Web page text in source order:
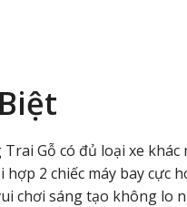
Trai Gỗ có đủ loại xe
2 chiếc máy bay cực
chơi sáng tạo không lo